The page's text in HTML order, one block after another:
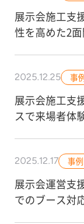
展示会施工支
性を高めた2
2025.12.25 事
展示会施工支
スで来場者体
2025.12.17 事例
展示会運営支
でのブース対